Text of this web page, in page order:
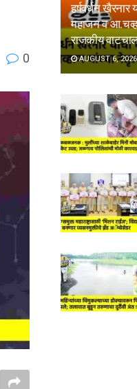
0
हर्षवर्धन
महाजन व
राजकीय
AUGUST 6, 2026